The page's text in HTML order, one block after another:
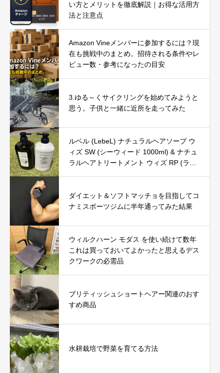
い方とメリットを徹底解説｜お得な活用方
法と注意点
Amazon Vineメンバーに参加するには？現
在も挑戦中のまとめ。招待される条件やレ
ビュー数・参考になったの目安
3.ゆる～くサイクリングを始めてみようと
思う。子供と一緒に近所を走ってみた
ルベル (LebeL) ナチュラルヘアソープ ウ
ィズ SW (シーウィード 1000ml) & ナチュ
ラルヘアトリートメント ウィズ RP (ライ
ダイエット＆ソフトマッチョを目指してコ
ナミスポーツジムに半年通ってみた結果
ウィルクハーン モダス を使い続けて数年
これは買っておいてよかったと思えるデス
クワークの必需品
ブリティッシュショートヘアー関連のおす
すめ商品
水耕栽培で野菜を育てる方法